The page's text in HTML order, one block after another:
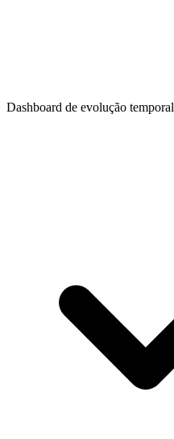
Dashboard de evolução temporal